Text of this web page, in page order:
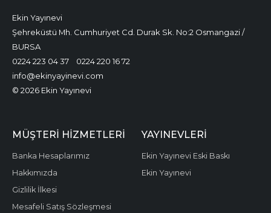
Ekin Yayınevi
Şehreküstü Mh. Cumhuriyet Cd. Durak Sk. No:2 Osmangazi /
BURSA
0224 223 04 37
0224 220 16 72
info@ekinyayinevi.com
© 2026 Ekin Yayınevi
MÜŞTERI HIZMETLERI
Banka Hesaplarımız
Hakkımızda
Gizlilik İlkesi
Mesafeli Satış Sözleşmesi
YAYINEVLERI
Ekin Yayınevi Eski Baskı
Ekin Yayınevi